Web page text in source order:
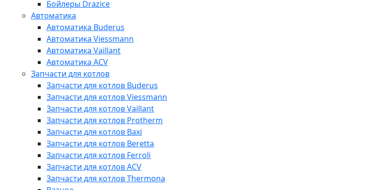
Бойлеры Drazice
Автоматика
Автоматика Buderus
Автоматика Viessmann
Автоматика Vaillant
Автоматика ACV
Запчасти для котлов
Запчасти для котлов Buderus
Запчасти для котлов Viessmann
Запчасти для котлов Vaillant
Запчасти для котлов Protherm
Запчасти для котлов Baxi
Запчасти для котлов Beretta
Запчасти для котлов Ferroli
Запчасти для котлов ACV
Запчасти для котлов Thermona